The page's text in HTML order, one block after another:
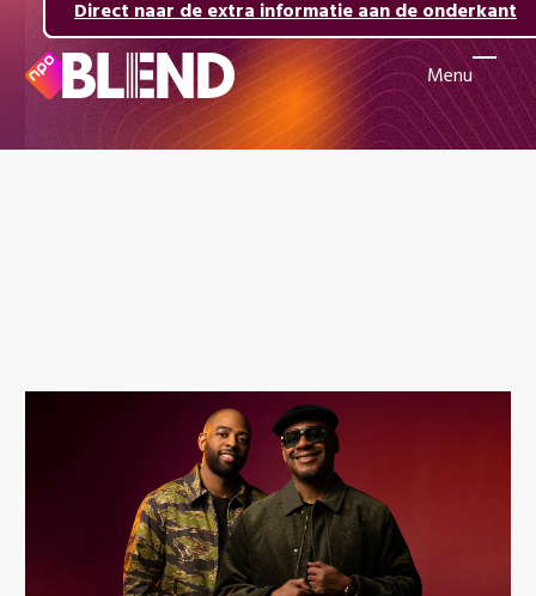
Direct naar de inhoud
Direct naar de hoofdnavigatie
Direct naar de extra informatie aan de onderkant
Menu